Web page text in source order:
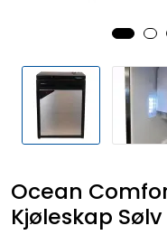
Ocean
Kjøleskap
Outlet
Kampanje